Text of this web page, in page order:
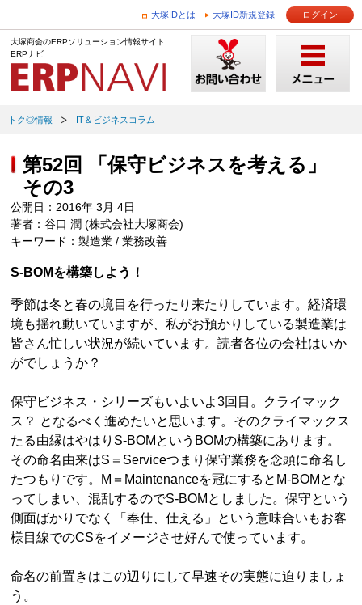
大塚IDとは 大塚ID新規登録 ログイン
大塚商会のERPソリューション情報サイト
ERPナビ
トク◎情報 IT＆ビジネスコラム
第52回 「保守ビジネスを考える」
その3
公開日：2016年 3月 4日
著者：谷口 潤 (株式会社大塚商会)
キーワード：製造業 / 業務改善
S-BOMを構築しよう！
季節は冬と春の境目を行ったり来たりしています。経済環
境も揺れ動いていますが、私がお預かりしている製造業は
皆さん忙しい状況が続いています。読者各位の会社はいか
がでしょうか？
保守ビジネス・シリーズもいよいよ3回目。クライマック
ス？ となるべく進めたいと思います。そのクライマックス
たる由縁はやはりS-BOMというBOMの構築にあります。
その命名由来はS＝Serviceつまり保守業務を念頭に命名し
たつもりです。M＝Maintenanceを冠にするとM-BOMとな
ってしまい、混乱するのでS-BOMとしました。保守という
側面ばかりでなく「奉仕、仕える」という意味合いもお客
様目線でのCSをイメージさせ好んで使っています。
命名の前置きはこの辺りにして早速その実態に迫りましょ
う。